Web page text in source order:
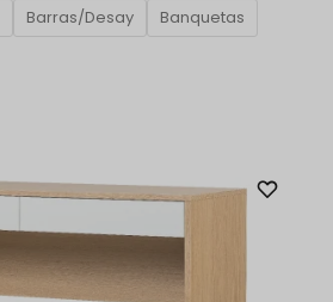
Barras/Desay
Banquetas